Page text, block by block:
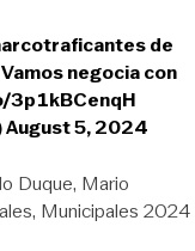
de
negocia con
August 5, 2024
Duque Mario
Municipales 2024